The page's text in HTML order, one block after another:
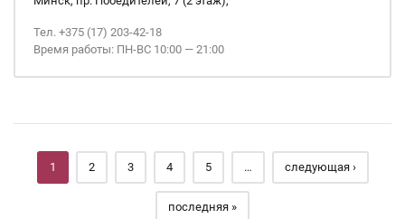
Тел. +375 (17) 203-42-18
Время работы: ПН-ВС 10:00 — 21:00
Страницы
1 2 3 4 5 … следующая ›
последняя »